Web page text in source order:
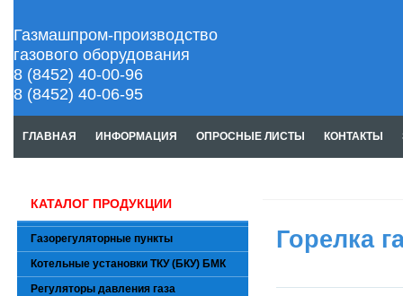
Газмашпром-производство
газового оборудования
8 (8452) 40-00-96
8 (8452) 40-06-95
ГЛАВНАЯ ИНФОРМАЦИЯ ОПРОСНЫЕ ЛИСТЫ КОНТАКТЫ
Горелка
КАТАЛОГ ПРОДУКЦИИ
Газорегуляторные пункты
Котельные установки ТКУ (БКУ) БМК
Регуляторы давления газа